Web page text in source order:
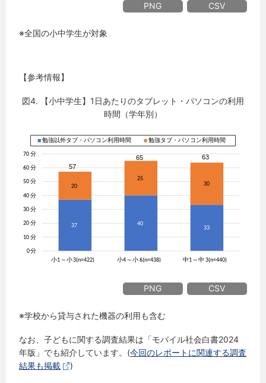
PNG CSV
※全国の小中学生が対象
【参考情報】
図4. 【小中学生】1日あたりのタブレット・パソコンの利用
時間（学年別）
PNG CSV
※学校から貸与された機器の利用も含む
なお、子どもに関する調査結果は「モバイル社会白書2024
年版」でも紹介しています。(今回のレポートに関連する調査
結果も掲載
)